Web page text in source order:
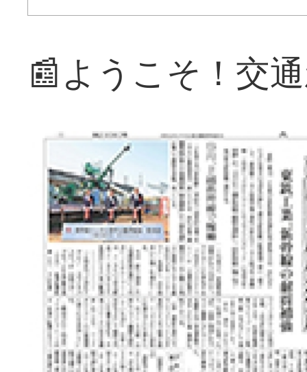
📰ようこそ！交